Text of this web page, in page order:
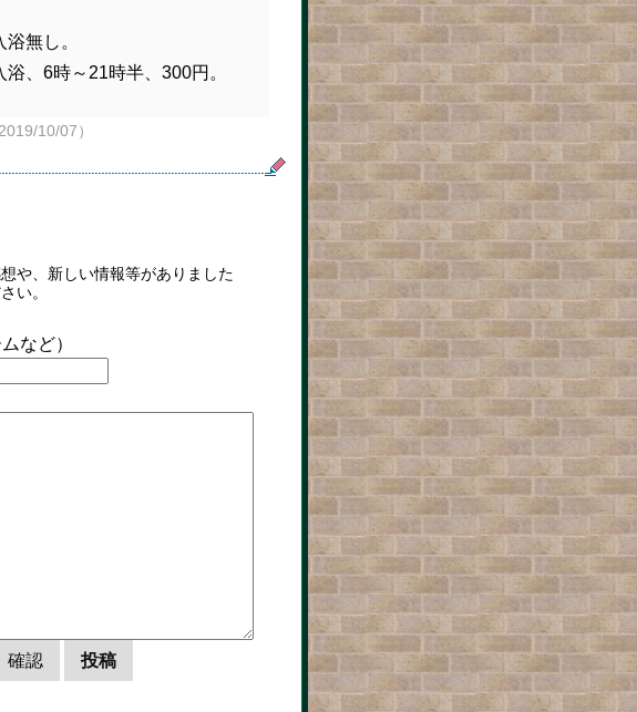
無し。
浴、6時～21時半、300円。
10/07）
や、新しい情報等がありました
い。
など）